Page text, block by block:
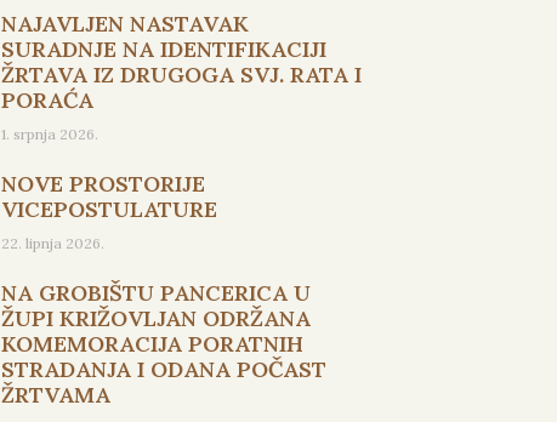
NAJAVLJEN NASTAVAK
SURADNJE NA IDENTIFIKACIJI
ŽRTAVA IZ DRUGOGA SVJ. RATA I
PORAĆA
1. srpnja 2026.
NOVE PROSTORIJE
VICEPOSTULATURE
22. lipnja 2026.
NA GROBIŠTU PANCERICA U
ŽUPI KRIŽOVLJAN ODRŽANA
KOMEMORACIJA PORATNIH
STRADANJA I ODANA POČAST
ŽRTVAMA